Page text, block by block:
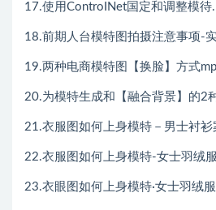
17.使用ControINet国定和调整模待
18.前期人台模特图拍摄注意事项-
19.两种电商模特图【换脸】方式
20.为模特生成和【融合背景】的2
21.衣服图如何上身模特－男士衬衫
22.衣服图如何上身模特-女士羽绒
23.衣眼图如何上身模特·女士羽绒